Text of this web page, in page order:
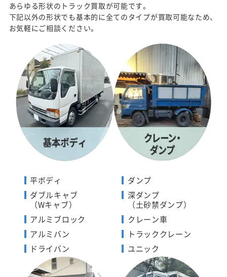
あらゆる形状のトラック買取が可能です。
下記以外の形状でも基本的に全てのタイプが買取可能なため、
お気軽にご相談ください。
平ボディ
ダブルキャブ
（Wキャブ）
アルミブロック
アルミバン
ドライバン
ダンプ
深ダンプ
（土砂禁ダンプ）
クレーン車
トラッククレーン
ユニック